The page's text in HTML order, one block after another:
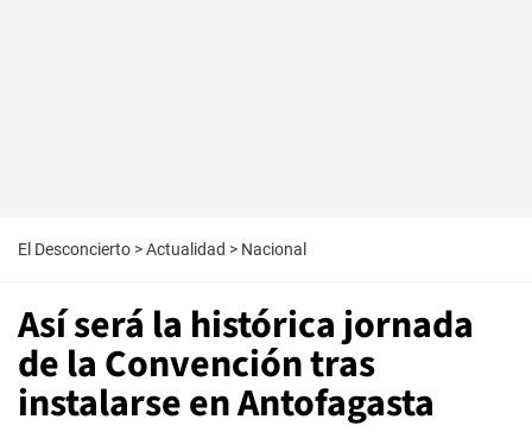
El Desconcierto >Actualidad > Nacional
Así será la histórica jornada
de la Convención tras
instalarse en Antofagasta